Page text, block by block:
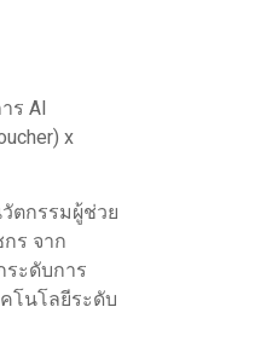
ร AI
x
ตกรรมผู้ช่วย
ร จาก
ระดับการ
โนโลยีระดับ